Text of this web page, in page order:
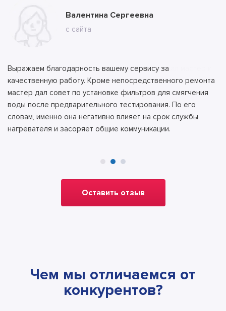
Марина
с ВК
Валентина Сергеевна
с сайта
Выражаем благодарность вашему сервису за
качественную работу. Кроме непосредственного ремонта
мастер дал совет по установке фильтров для смягчения
воды после предварительного тестирования. По его
словам, именно она негативно влияет на срок службы
нагревателя и засоряет общие коммуникации.
Владимир
с сайта
Никаких вопросов. Нормальный сервис, приехал мастер и
сразу все сделал. Дали гарантию на 12 месяцев, и цена
была равна заранее оговоренной без всяких накруток и
«новых» обстоятельств.
Оставить отзыв
Чем мы отличаемся от
конкурентов?